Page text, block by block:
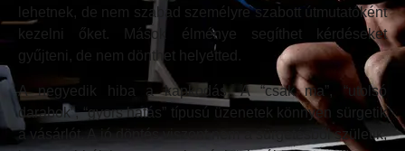
lehetnek, de nem szabad személyre szabott útmutatóként
kezelni őket. Mások élménye segíthet kérdéseket
gyűjteni, de nem dönthet helyetted.
A negyedik hiba a kapkodás. A “csak ma”, “utolsó
darabok”, “gyors hatás” típusú üzenetek könnyen sürgetik
a vásárlót. A jó döntés viszont nem a sürgetésből születik,